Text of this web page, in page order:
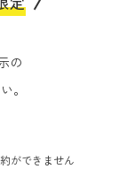
の
。
ができません